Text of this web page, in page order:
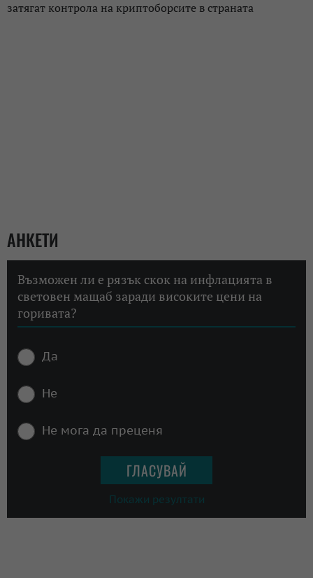
затягат контрола на криптоборсите в страната
АНКЕТИ
Възможен ли е рязък скок на инфлацията в
световен мащаб заради високите цени на
горивата?
Да
Не
Не мога да преценя
Покажи резултати